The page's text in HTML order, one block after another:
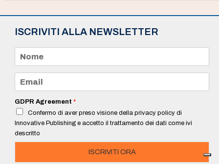
ISCRIVITI ALLA NEWSLETTER
m
e
a
i
*
GDPR Agreement *
Confermo di aver preso visione della privacy policy di
Innovative Publishing e accetto il trattamento dei dati come ivi
descritto
ISCRIVITI ORA